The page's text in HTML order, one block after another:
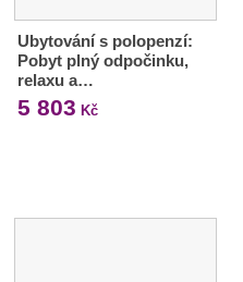
Ubytování s polopenzí:
Pobyt plný odpočinku,
relaxu a…
5 803 Kč